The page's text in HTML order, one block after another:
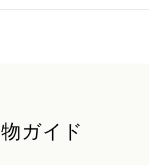
ガイド